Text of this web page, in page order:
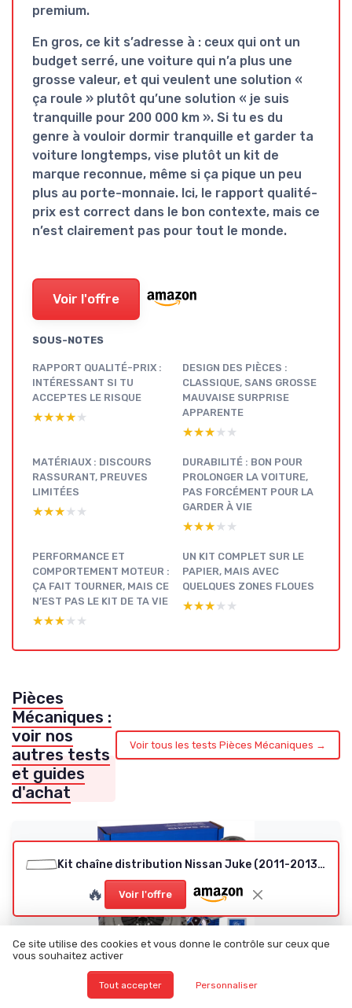
premium.
En gros, ce kit s’adresse à : ceux qui ont un
budget serré, une voiture qui n’a plus une
grosse valeur, et qui veulent une solution «
ça roule » plutôt qu’une solution « je suis
tranquille pour 200 000 km ». Si tu es du
genre à vouloir dormir tranquille et garder ta
voiture longtemps, vise plutôt un kit de
marque reconnue, même si ça pique un peu
plus au porte-monnaie. Ici, le rapport qualité-
prix est correct dans le bon contexte, mais ce
n’est clairement pas pour tout le monde.
Voir l'offre
SOUS-NOTES
RAPPORT QUALITÉ-PRIX :
INTÉRESSANT SI TU
ACCEPTES LE RISQUE
★★★★★
★★★★★
DESIGN DES PIÈCES :
CLASSIQUE, SANS GROSSE
MAUVAISE SURPRISE
APPARENTE
★★★★★
★★★★★
MATÉRIAUX : DISCOURS
RASSURANT, PREUVES
LIMITÉES
★★★★★
★★★★★
DURABILITÉ : BON POUR
PROLONGER LA VOITURE,
PAS FORCÉMENT POUR LA
GARDER À VIE
★★★★★
★★★★★
PERFORMANCE ET
COMPORTEMENT MOTEUR :
ÇA FAIT TOURNER, MAIS CE
N’EST PAS LE KIT DE TA VIE
★★★★★
★★★★★
UN KIT COMPLET SUR LE
PAPIER, MAIS AVEC
QUELQUES ZONES FLOUES
★★★★★
★★★★★
Pièces
Mécaniques :
voir nos
autres tests
et guides
d'achat
Voir tous les tests Pièces Mécaniques →
Kit chaîne distribution Nissan Juke (2011-2013) / Sentra (2013-2018) 1,6L
🔥 Voir l'offre
Ce site utilise des cookies et vous donne le contrôle sur ceux que
vous souhaitez activer
Tout accepter Personnaliser